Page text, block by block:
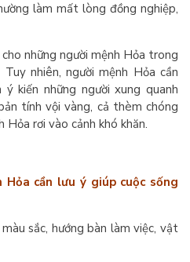
làm mất lòng đồng nghiệp,
những người mệnh Hỏa trong
nhiên, người mệnh Hỏa cần
kiến những người xung quanh
tính vội vàng, cả thèm chóng
Hỏa rơi vào cảnh khó khăn.
cần lưu ý giúp cuộc sống
sắc, hướng bàn làm việc, vật